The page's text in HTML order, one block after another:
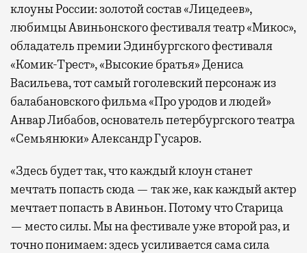
клоуны России: золотой состав «Лицедеев»,
любимцы Авиньонского фестиваля театр «Микос»,
обладатель премии Эдинбургского фестиваля
«Комик-Трест», «Высокие братья» Дениса
Васильева, тот самый гоголевский персонаж из
балабановского фильма «Про уродов и людей»
Анвар Либабов, основатель петербургского театра
«Семьянюки» Александр Гусаров.
«Здесь будет так, что каждый клоун станет
мечтать попасть сюда — так же, как каждый актер
мечтает попасть в Авиньон. Потому что Старица
— место силы. Мы на фестивале уже второй раз, и
точно понимаем: здесь усиливается сама сила